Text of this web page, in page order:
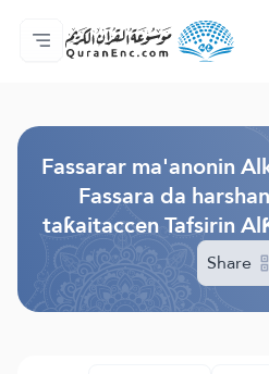
Gida
Jerin ginshikan taken
Audio
Ayyukan masu
Dangane da wannan
Ka tuntube mu
Harshe
Fassarar ma'anonin
Fassara da
taƙaitaccen Tafsirin
Share